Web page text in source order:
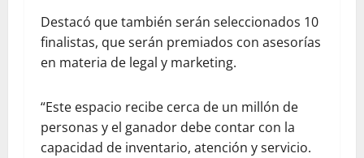
Destacó que también serán seleccionados 10
finalistas, que serán premiados con asesorías
en materia de legal y marketing.
“Este espacio recibe cerca de un millón de
personas y el ganador debe contar con la
capacidad de inventario, atención y servicio.